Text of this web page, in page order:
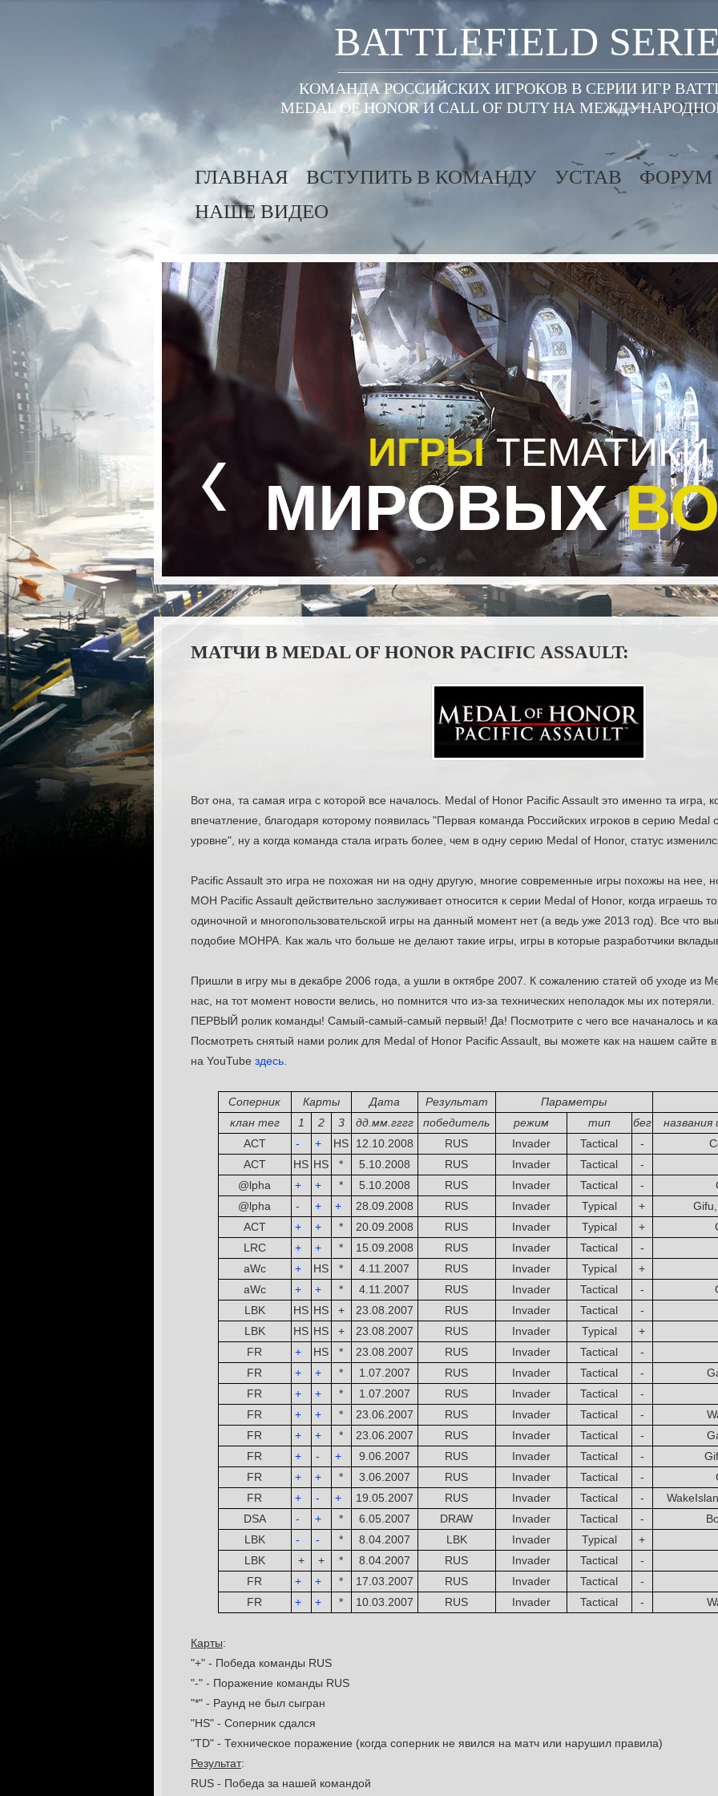
BATTLEFIELD
КОМАНДА РОССИЙСКИХ ИГРОКОВ В СЕРИИ ИГР
MEDAL OF HONOR И CALL OF DUTY НА
ГЛАВНАЯ ВСТУПИТЬ В КОМАНДУ УСТАВ
ФОРУМ
НАШЕ ВИДЕО
ИГРЫТЕМАТИКИ
МИРОВЫХ
МАТЧИ В MEDAL OF HONOR PACIFIC ASSAULT:
Вот она, та самая игра с которой все началось. Medal of Honor Pacific Assault это именно та игра,
впечатление, благодаря которому появилась "Первая команда Российских игроков в серию
уровне", ну а когда команда стала играть более, чем в одну серию Medal of Honor, статус
Pacific Assault это игра не похожая ни на одну другую, многие современные игры похожы на нее,
MOH Pacific Assault действительно заслуживает относится к серии Medal of Honor, когда играешь
одиночной и многопользовательской игры на данный момент нет (а ведь уже 2013 год). Все что
подобие MOHPA. Как жаль что больше не делают такие игры, игры в которые разработчики
Пришли в игру мы в декабре 2006 года, а ушли в октябре 2007. К сожалению статей об уходе из
нас, на тот момент новости велись, но помнится что из-за технических неполадок мы их
ПЕРВЫЙ ролик команды! Самый-самый-самый первый! Да! Посмотрите с чего все начаналось и
Посмотреть снятый нами ролик для Medal of Honor Pacific Assault, вы можете как на нашем
на YouTube здесь
Соперник Карты Дата Результат
Параметры
клан тег
1 2 3 дд.мм.гггг победитель режим тип бег
ACT
- +­ ­ HS 12.10.2008 RUS Invader Tactical -
ACT
HS HS * 5.10.2008 RUS Invader Tactical
-
@lpha
+­ ­ +­ ­ * 5.10.2008 RUS Invader Tactical -
@lpha
- +­ ­ +­ ­ 28.09.2008 RUS Invader Typical +
ACT
+­ ­ +­ ­ * 20.09.2008 RUS Invader Typical +
LRC
+­ ­ +­ ­ * 15.09.2008 RUS Invader Tactical
-
aWc
+­ ­ HS * 4.11.2007 RUS Invader Typical
+
aWc
+­ ­ +­ ­ * 4.11.2007 RUS Invader Tactical -
LBK
HS HS + 23.08.2007 RUS Invader Tactical
-
LBK
HS HS + 23.08.2007 RUS Invader Typical
+
FR
+­ ­ HS * 23.08.2007 RUS Invader Tactical
-
FR
+­ ­ +­ ­ * 1.07.2007 RUS Invader Tactical -
FR
+­ ­ +­ ­ * 1.07.2007 RUS Invader Tactical
-
FR
+­ ­ +­ ­ * 23.06.2007 RUS Invader Tactical -
FR
+­ ­ +­ ­ * 23.06.2007 RUS Invader Tactical -
FR
+­ ­ - +­ ­ 9.06.2007 RUS Invader Tactical -
FR
+­ ­ +­ ­ * 3.06.2007 RUS Invader Tactical -
FR
+­ ­ - +­ ­ 19.05.2007 RUS Invader Tactical -
DSA
- +­ ­ * 6.05.2007 DRAW Invader Tactical -
LBK
- - * 8.04.2007 LBK Invader Typical
+
LBK
+ + * 8.04.2007 RUS Invader Tactical
-
FR
+­ ­ +­ ­ * 17.03.2007 RUS Invader Tactical
-
FR
+­ ­ +­ ­ * 10.03.2007 RUS Invader Tactical -
Карты:
"+" - Победа команды RUS
"-" - Поражение команды RUS
"*" - Раунд не был сыгран
"HS" - Соперник сдался
"TD" - Техническое поражение (когда соперник не явился на матч или нарушил правила)
Результат:
RUS - Победа за нашей командой